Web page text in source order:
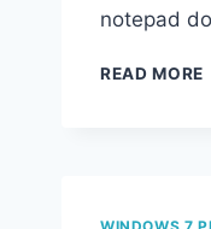
notepad
READ MORE